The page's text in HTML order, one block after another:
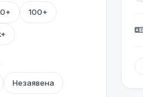
100+
Незаявена